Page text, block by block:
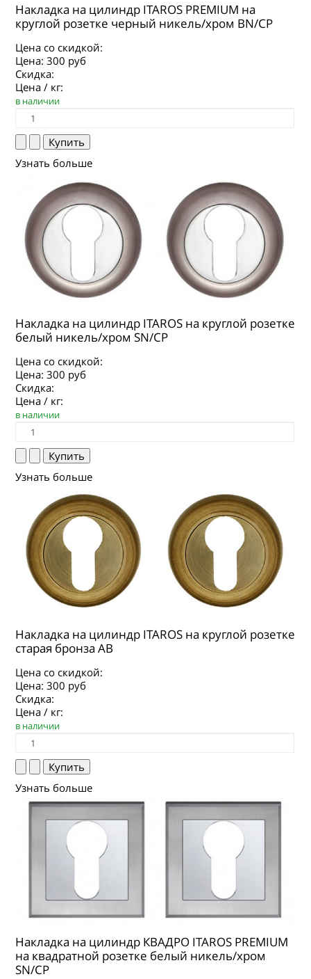
Накладка на цилиндр ITAROS PREMIUM на
круглой розетке черный никель/хром BN/CP
Цена со скидкой:
Цена:300 руб
Скидка:
Цена / кг:
в наличии
Узнать больше
Накладка на цилиндр ITAROS на круглой розетке
белый никель/хром SN/CP
Цена со скидкой:
Цена:300 руб
Скидка:
Цена / кг:
в наличии
Узнать больше
Накладка на цилиндр ITAROS на круглой розетке
старая бронза АВ
Цена со скидкой:
Цена:300 руб
Скидка:
Цена / кг:
в наличии
Узнать больше
Накладка на цилиндр КВАДРО ITAROS PREMIUM
на квадратной розетке белый никель/хром
SN/CP